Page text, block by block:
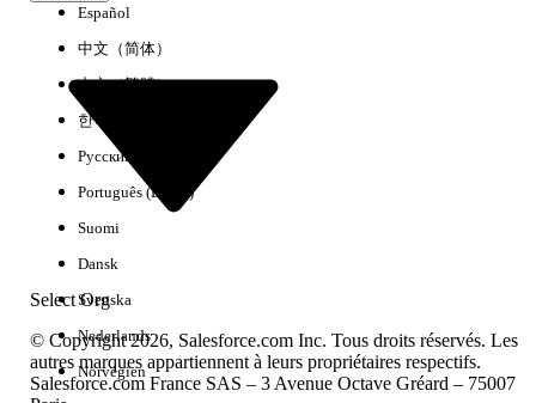
Aucun résultat
Select Org
Español
中文（简体）
中文（繁體）
한국어
Русский
Português (Brasil)
Suomi
Dansk
Svenska
Nederlands
Norvégien
© Copyright 2026, Salesforce.com Inc. Tous droits réservés. Les
autres marques appartiennent à leurs propriétaires respectifs.
Salesforce.com France SAS – 3 Avenue Octave Gréard – 75007